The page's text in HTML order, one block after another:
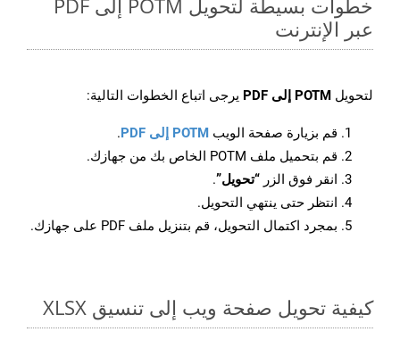
خطوات بسيطة لتحويل POTM إلى PDF
عبر الإنترنت
لتحويل POTM إلى PDF يرجى اتباع الخطوات التالية:
قم بزيارة صفحة الويب POTM إلى PDF
.
قم بتحميل ملف POTM الخاص بك من جهازك.
انقر فوق الزر “تحويل”.
انتظر حتى ينتهي التحويل.
بمجرد اكتمال التحويل، قم بتنزيل ملف PDF على جهازك.
كيفية تحويل صفحة ويب إلى تنسيق XLSX